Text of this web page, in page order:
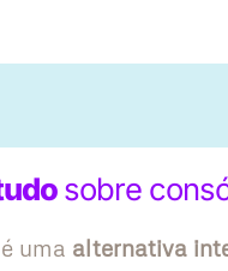
sobre
uma alternativa